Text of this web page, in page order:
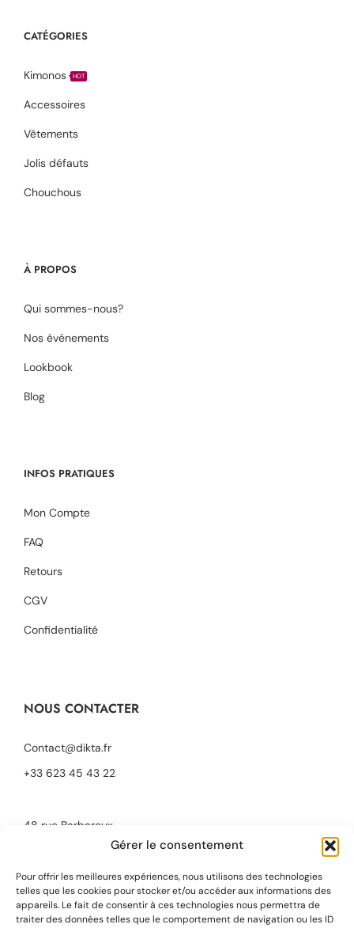
Gérer le consentement
Pour offrir les meilleures expériences, nous utilisons des technologies
telles que les cookies pour stocker et/ou accéder aux informations des
appareils. Le fait de consentir à ces technologies nous permettra de
traiter des données telles que le comportement de navigation ou les ID
CATÉGORIES
Kimonos HOT
Accessoires
Vêtements
Jolis défauts
Chouchous
À PROPOS
Qui sommes-nous?
Nos événements
Lookbook
Blog
INFOS PRATIQUES
Mon Compte
FAQ
Retours
CGV
Confidentialité
NOUS CONTACTER
Contact@dikta.fr
+33 623 45 43 22
48 rue Barbaroux
13001 Marseille, France